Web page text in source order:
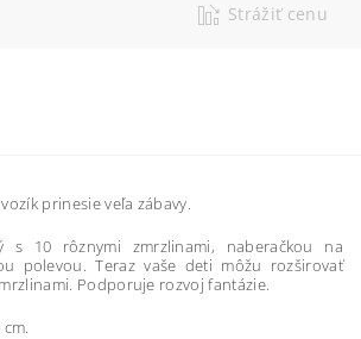
Strážiť cenu
prinesie veľa zábavy.
s 10 rôznymi zmrzlinami, naberačkou na
polevou. Teraz vaše deti môžu rozširovať
Podporuje rozvoj fantázie.